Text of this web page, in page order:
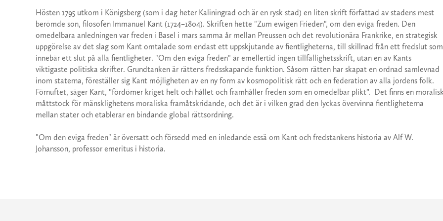
Hösten 1795 utkom i Königsberg (som i dag heter Kaliningrad och är en rysk stad) en liten skrift författad av stadens mest
berömde son, filosofen Immanuel Kant (1724–1804). Skriften hette "Zum ewigen Frieden", om den eviga freden. Den
omedelbara anledningen var freden i Basel i mars samma år mellan Preussen och det revolutionära Frankrike, en strategisk
uppgörelse av det slag som Kant omtalade som endast ett uppskjutande av fientligheterna, till skillnad från ett fredslut som
innebär ett slut på alla fientligheter. "Om den eviga freden" är emellertid ingen tillfällighetsskrift, utan en av Kants
viktigaste politiska skrifter. Grundtanken är rättens fredsskapande funktion. Såsom rätten har skapat en ordnad samlevnad
inom staterna, föreställer sig Kant möjligheten av en ny form av kosmopolitisk rätt och en federation av alla jordens folk.
Förnuftet, säger Kant, ”fördömer kriget helt och hållet och framhåller freden som en omedelbar plikt”. Det finns en
måttstock för mänsklighetens moraliska framåtskridande, och det är i vilken grad den lyckas övervinna fientligheterna
mellan stater och etablerar en bindande global rättsordning.
"Om den eviga freden" är översatt och försedd med en inledande essä om Kant och fredstankens historia av Alf W.
Johansson, professor emeritus i historia.